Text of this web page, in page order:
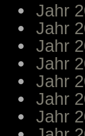
Jahr
Jahr
Jahr
Jahr
Jahr
Jahr
Jahr